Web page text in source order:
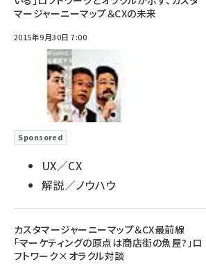
マージャーニーマップ＆CXの未来
2015年9月30日 7:00
Sponsored
UX／CX
解説／ノウハウ
カスタマージャーニーマップ＆CX最前線
――「マーケティングの原点は商店街の魚屋?」ロ
フトワーク×オラクル対談